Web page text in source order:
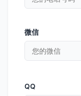
微信
QQ